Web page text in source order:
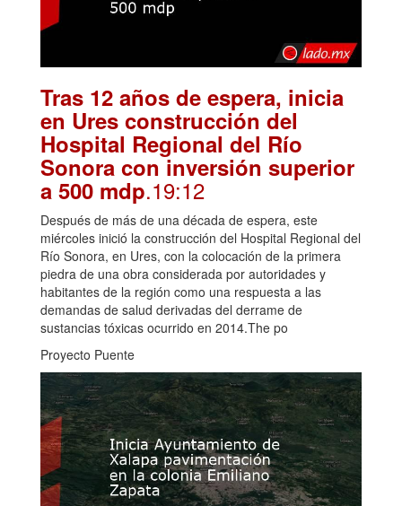
Tras 12 años de espera, inicia
en Ures construcción del
Hospital Regional del Río
Sonora con inversión superior
a 500 mdp.19:12
Después de más de una década de espera, este
miércoles inició la construcción del Hospital Regional del
Río Sonora, en Ures, con la colocación de la primera
piedra de una obra considerada por autoridades y
habitantes de la región como una respuesta a las
demandas de salud derivadas del derrame de
sustancias tóxicas ocurrido en 2014.The po
Proyecto Puente